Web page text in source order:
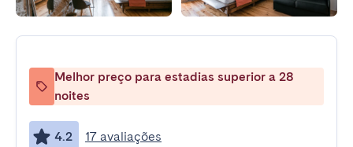
Melhor preço para estadias superior a 28
noites
4.2 17 avaliações